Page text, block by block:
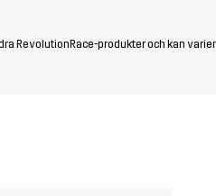
RevolutionRace-produkter och kan